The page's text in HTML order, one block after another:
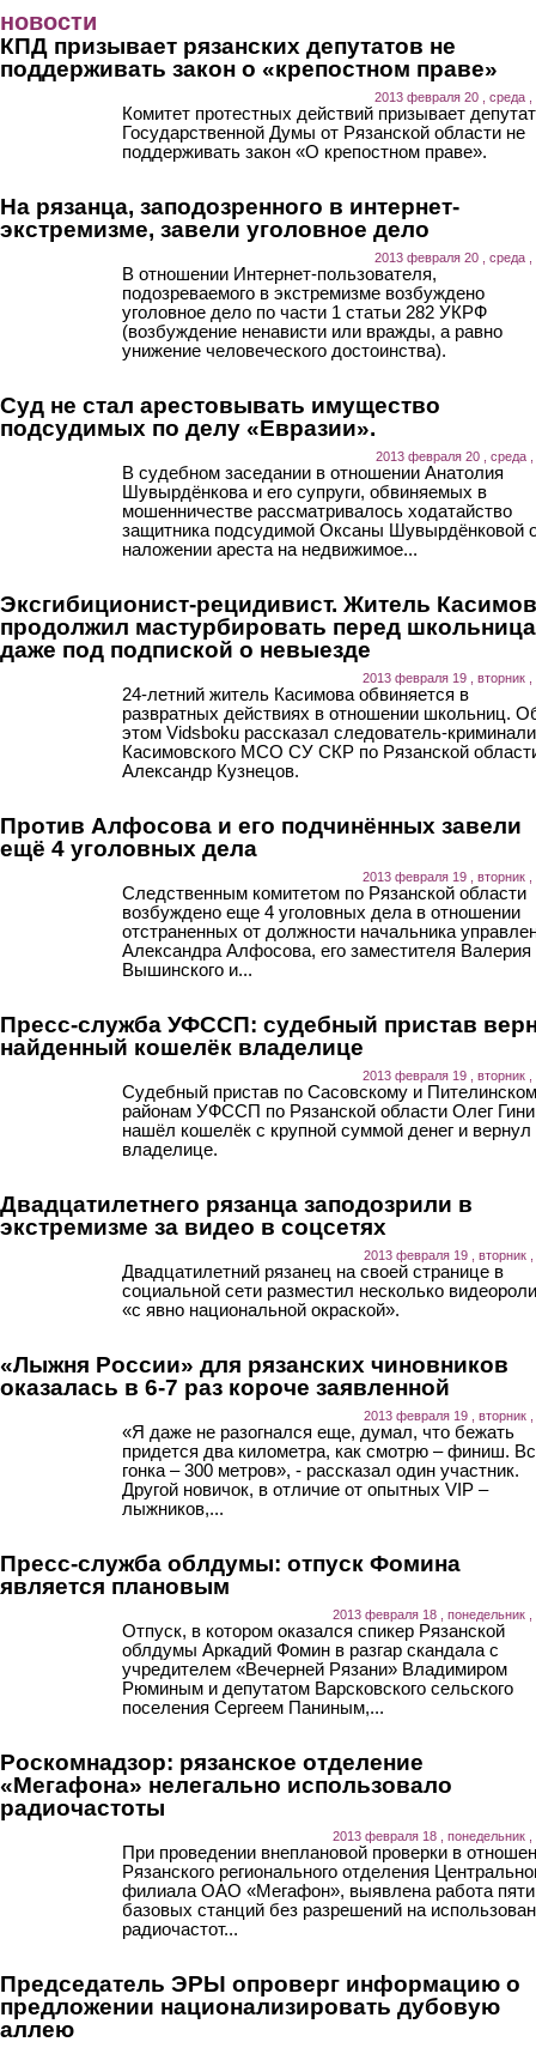
новости
КПД призывает рязанских депутатов не
поддерживать закон о «крепостном праве»
2013 февраля 20 , среда ,
Комитет протестных действий призывает
Государственной Думы от Рязанской области не
поддерживать закон «О крепостном праве».
На рязанца, заподозренного в интернет-
экстремизме, завели уголовное дело
2013 февраля 20 , среда ,
В отношении Интернет-пользователя,
подозреваемого в экстремизме возбуждено
уголовное дело по части 1 статьи 282 УКРФ
(возбуждение ненависти или вражды, а равно
унижение человеческого достоинства).
Суд не стал арестовывать имущество
подсудимых по делу «Евразии».
2013 февраля 20 , среда ,
В судебном заседании в отношении Анатолия
Шувырдёнкова и его супруги, обвиняемых в
мошенничестве рассматривалось ходатайство
защитника подсудимой Оксаны Шувырдёнковой
наложении ареста на недвижимое...
Эксгибиционист-рецидивист. Житель
продолжил мастурбировать перед
даже под подпиской о невыезде
2013 февраля 19 , вторник ,
24-летний житель Касимова обвиняется в
развратных действиях в отношении школьниц.
этом Vidsboku рассказал следователь-
Касимовского МСО СУ СКР по Рязанской
Александр Кузнецов.
Против Алфосова и его подчинённых завели
ещё 4 уголовных дела
2013 февраля 19 , вторник ,
Следственным комитетом по Рязанской области
возбуждено еще 4 уголовных дела в отношении
отстраненных от должности начальника
Александра Алфосова, его заместителя Валерия
Вышинского и...
Пресс-служба УФССП: судебный пристав
найденный кошелёк владелице
2013 февраля 19 , вторник ,
Судебный пристав по Сасовскому и
районам УФССП по Рязанской области Олег
нашёл кошелёк с крупной суммой денег и вернул
владелице.
Двадцатилетнего рязанца заподозрили в
экстремизме за видео в соцсетях
2013 февраля 19 , вторник ,
Двадцатилетний рязанец на своей странице в
социальной сети разместил несколько
«с явно национальной окраской».
«Лыжня России» для рязанских чиновников
оказалась в 6-7 раз короче заявленной
2013 февраля 19 , вторник ,
«Я даже не разогнался еще, думал, что бежать
придется два километра, как смотрю – финиш.
гонка – 300 метров», - рассказал один участник.
Другой новичок, в отличие от опытных VIP –
лыжников,...
Пресс-служба облдумы: отпуск Фомина
является плановым
2013 февраля 18 , понедельник ,
Отпуск, в котором оказался спикер Рязанской
облдумы Аркадий Фомин в разгар скандала с
учредителем «Вечерней Рязани» Владимиром
Рюминым и депутатом Варсковского сельского
поселения Сергеем Паниным,...
Роскомнадзор: рязанское отделение
«Мегафона» нелегально использовало
радиочастоты
2013 февраля 18 , понедельник ,
При проведении внеплановой проверки в
Рязанского регионального отделения
филиала ОАО «Мегафон», выявлена работа пяти
базовых станций без разрешений на
радиочастот...
Председатель ЭРЫ опроверг информацию о
предложении национализировать дубовую
аллею